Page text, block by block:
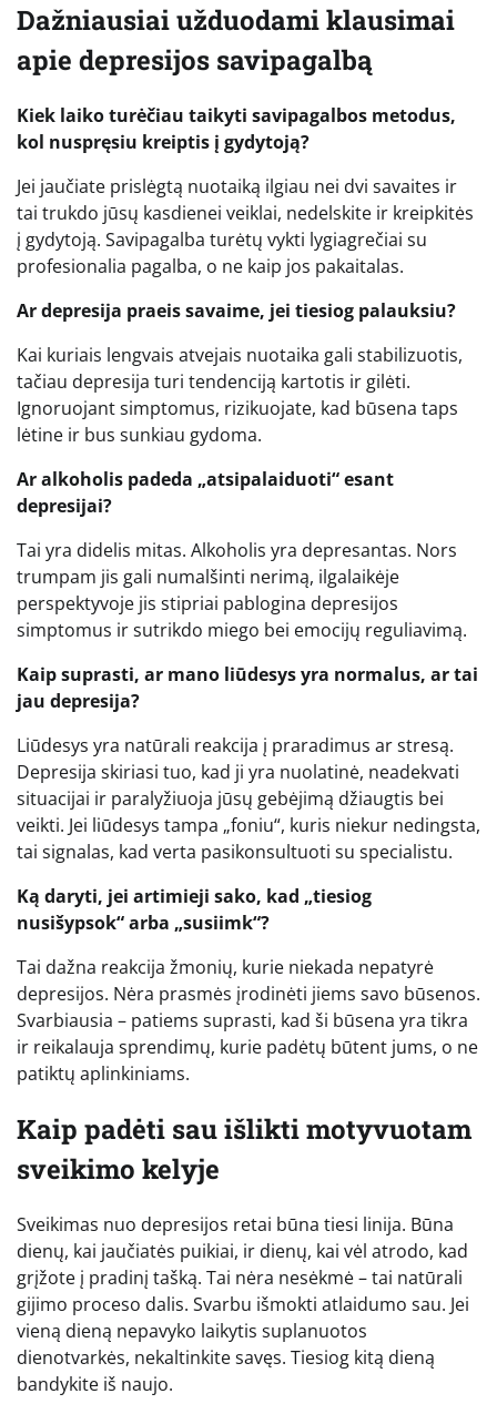
Dažniausiai užduodami klausimai
apie depresijos savipagalbą
Kiek laiko turėčiau taikyti savipagalbos metodus,
kol nuspręsiu kreiptis į gydytoją?
Jei jaučiate prislėgtą nuotaiką ilgiau nei dvi savaites ir
tai trukdo jūsų kasdienei veiklai, nedelskite ir kreipkitės
į gydytoją. Savipagalba turėtų vykti lygiagrečiai su
profesionalia pagalba, o ne kaip jos pakaitalas.
Ar depresija praeis savaime, jei tiesiog palauksiu?
Kai kuriais lengvais atvejais nuotaika gali stabilizuotis,
tačiau depresija turi tendenciją kartotis ir gilėti.
Ignoruojant simptomus, rizikuojate, kad būsena taps
lėtine ir bus sunkiau gydoma.
Ar alkoholis padeda „atsipalaiduoti“ esant
depresijai?
Tai yra didelis mitas. Alkoholis yra depresantas. Nors
trumpam jis gali numalšinti nerimą, ilgalaikėje
perspektyvoje jis stipriai pablogina depresijos
simptomus ir sutrikdo miego bei emocijų reguliavimą.
Kaip suprasti, ar mano liūdesys yra normalus, ar tai
jau depresija?
Liūdesys yra natūrali reakcija į praradimus ar stresą.
Depresija skiriasi tuo, kad ji yra nuolatinė, neadekvati
situacijai ir paralyžiuoja jūsų gebėjimą džiaugtis bei
veikti. Jei liūdesys tampa „foniu“, kuris niekur nedingsta,
tai signalas, kad verta pasikonsultuoti su specialistu.
Ką daryti, jei artimieji sako, kad „tiesiog
nusišypsok“ arba „susiimk“?
Tai dažna reakcija žmonių, kurie niekada nepatyrė
depresijos. Nėra prasmės įrodinėti jiems savo būsenos.
Svarbiausia – patiems suprasti, kad ši būsena yra tikra
ir reikalauja sprendimų, kurie padėtų būtent jums, o ne
patiktų aplinkiniams.
Kaip padėti sau išlikti motyvuotam
sveikimo kelyje
Sveikimas nuo depresijos retai būna tiesi linija. Būna
dienų, kai jaučiatės puikiai, ir dienų, kai vėl atrodo, kad
grįžote į pradinį tašką. Tai nėra nesėkmė – tai natūrali
gijimo proceso dalis. Svarbu išmokti atlaidumo sau. Jei
vieną dieną nepavyko laikytis suplanuotos
dienotvarkės, nekaltinkite savęs. Tiesiog kitą dieną
bandykite iš naujo.